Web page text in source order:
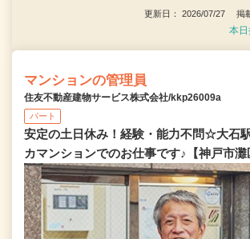
更新日： 2026/07/27 掲
本
マンションの管理員
住友不動産建物サービス株式会社/kkp26009a
パート
安定の土日休み！経験・能力不問☆大石
カマンションでのお仕事です♪【神戸市灘